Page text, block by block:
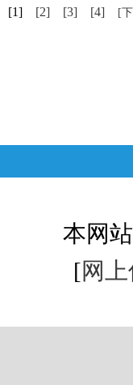
[1] [2] [3] [4] [
本网
[网